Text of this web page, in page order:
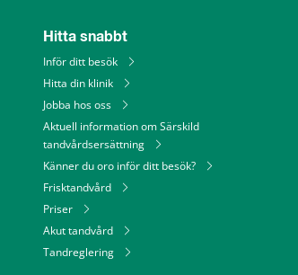
Hitta snabbt
Inför ditt besök
Hitta din klinik
Jobba hos oss
Aktuell information om Särskild
tandvårdsersättning
Känner du oro inför ditt besök?
Frisktandvård
Priser
Akut tandvård
Tandreglering